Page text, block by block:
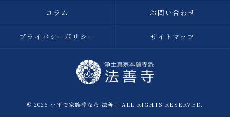
コラム お問い合わせ
プライバシーポリシー サイトマップ
© 2026 小平で家族葬なら 法善寺 ALL RIGHTS RESERVED.